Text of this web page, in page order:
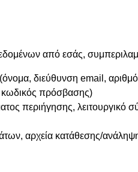
από εσάς,
διεύθυνση email,
κωδικός πρόσβασης)
περιήγησης, λειτουργικό
αρχεία κατάθεσης/